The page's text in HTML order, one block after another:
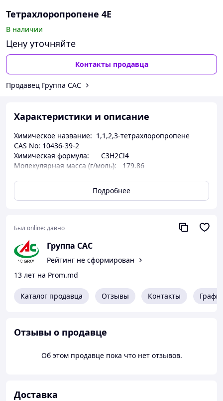
Тетрахлоропропене 4E
В наличии
Цену уточняйте
Контакты продавца
Продавец Группа CAC
Характеристики и описание
Химическое название: 1,1,2,3-тетрахлоропропене
CAS No: 10436-39-2
Химическая формула: C3H2Cl4
Молекулярная масса (г/моль): 179.86
жидкость
Температу́ра кипе́ния: 167.1℃
содержание(бутик): ≥98% Воды: ≤1.0 % Высококипящие
компоненты≤0.5 %
Подробнее
Был online:давно
Группа CAC
Рейтинг не сформирован
13 лет на Prom.md
Каталог продавца Отзывы Контакты
Отзывы о продавце
Об этом продавце пока что нет отзывов.
Доставка